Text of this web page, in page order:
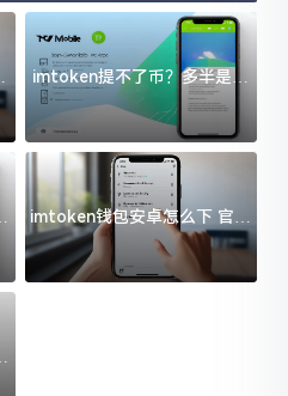
imtoken提不了币？多半是这
几件事没处理好
imtoken钱包安卓怎么下 官方
渠道避坑指南